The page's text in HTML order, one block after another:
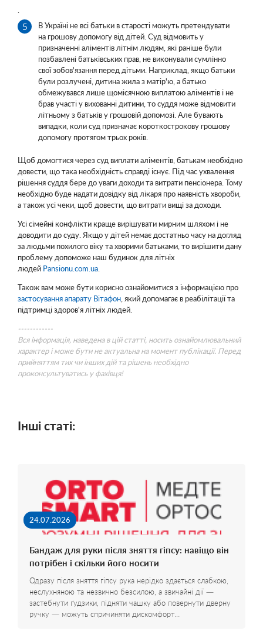
В Україні не всі батьки в старості можуть претендувати
на грошову допомогу від дітей. Суд відмовить у
призначенні аліментів літнім людям, які раніше були
позбавлені батьківських прав, не виконували сумлінно
свої зобов'язання перед дітьми. Наприклад, якщо батьки
були розлучені, дитина жила з матір'ю, а батько
обмежувався лише щомісячною виплатою аліментів і не
брав участі у вихованні дитини, то суддя може відмовити
літньому з батьків у грошовій допомозі. Але бувають
випадки, коли суд призначає короткострокову грошову
допомогу протягом трьох років.
Щоб домогтися через суд виплати аліментів, батькам необхідно
довести, що така необхідність справді існує. Під час ухвалення
рішення суддя бере до уваги доходи та витрати пенсіонера. Тому
необхідно буде надати довідку від лікаря про наявність хвороби,
а також усі чеки, щоб довести, що витрати вищі за доходи.
Усі сімейні конфлікти краще вирішувати мирним шляхом і не
доводити до суду. Якщо у дітей немає достатньо часу на догляд
за людьми похилого віку та хворими батьками, то вирішити дану
проблему допоможе наш будинок для літніх
людей Pansionu.com.ua
Також вам може бути корисно ознайомитися з інформацією про
застосування апарату Вітафон , який допомагає в реабілітації та
підтримці здоров'я літніх людей.
------------
Вся інформація, наведена в цій статті, носить ознайомлювальний
характер і може бути не актуальна на момент публікації. Перед
прийняттям тих чи інших дій та рішень необхідно
проконсультуватись у фахівця!
Інші статі:
24.07.2026
Бандаж для руки після зняття гіпсу: навіщо він
потрібен і скільки його носити
Одразу після зняття гіпсу рука нерідко здається слабкою,
неслухняною та незвично безсилою, а звичайні дії —
застебнути ґудзики, підняти чашку або повернути дверну
ручку — можуть спричиняти дискомфорт…